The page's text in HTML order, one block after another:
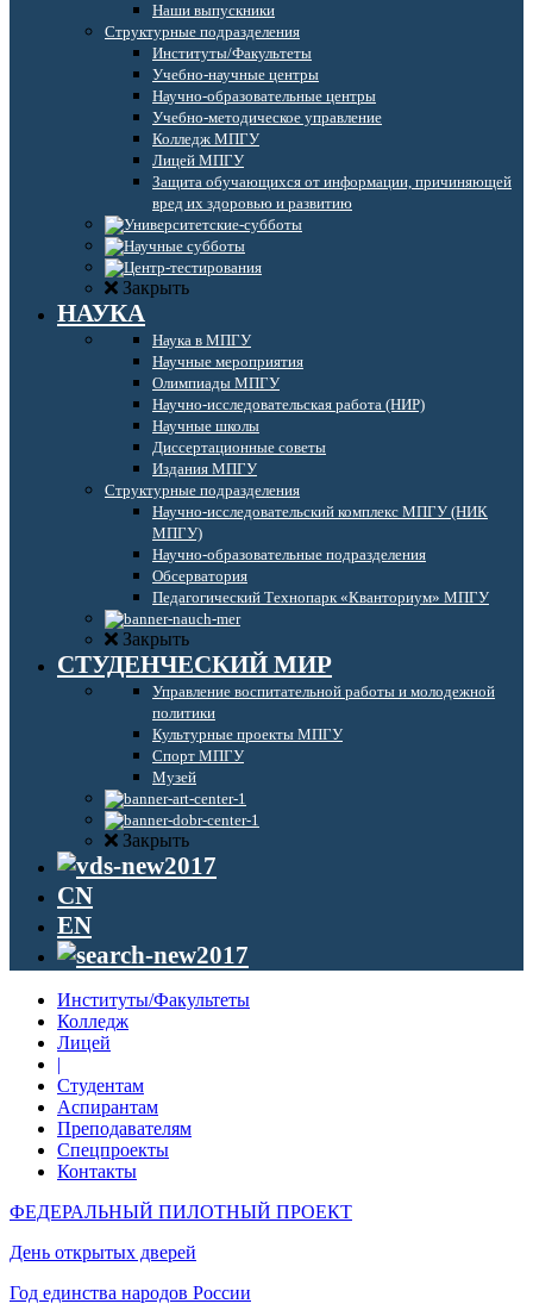
Наши выпускники
Структурные подразделения
Институты/Факультеты
Учебно-научные центры
Научно-образовательные центры
Учебно-методическое управление
Колледж МПГУ
Лицей МПГУ
Защита обучающихся от информации, причиняющей
вред их здоровью и развитию
Закрыть
НАУКА
Наука в МПГУ
Научные мероприятия
Олимпиады МПГУ
Научно-исследовательская работа (НИР)
Научные школы
Диссертационные советы
Издания МПГУ
Структурные подразделения
Научно-исследовательский комплекс МПГУ (НИК
МПГУ)
Научно-образовательные подразделения
Обсерватория
Педагогический Технопарк «Кванториум» МПГУ
Закрыть
СТУДЕНЧЕСКИЙ МИР
Управление воспитательной работы и молодежной
политики
Культурные проекты МПГУ
Спорт МПГУ
Музей
Закрыть
CN
EN
Институты/Факультеты
Колледж
Лицей
|
Студентам
Аспирантам
Преподавателям
Спецпроекты
Контакты
ФЕДЕРАЛЬНЫЙ ПИЛОТНЫЙ ПРОЕКТ
День открытых дверей
Год единства народов России